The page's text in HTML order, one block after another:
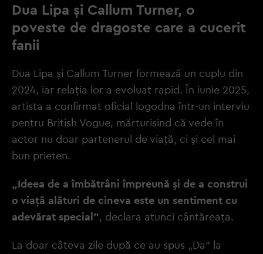
Dua Lipa și Callum Turner, o
poveste de dragoste care a cucerit
fanii
Dua Lipa și Callum Turner formează un cuplu din
2024, iar relația lor a evoluat rapid. În iunie 2025,
artista a confirmat oficial logodna într-un interviu
pentru British Vogue, mărturisind că vede în
actor nu doar partenerul de viață, ci și cel mai
bun prieten.
„Ideea de a îmbătrâni împreună și de a construi
o viață alături de cineva este un sentiment cu
adevărat special”, declara atunci cântăreața.
La doar câteva zile după ce au spus „Da” la